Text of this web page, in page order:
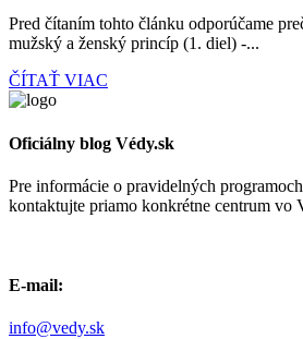
Pred čítaním tohto článku odporúčame
mužský a ženský princíp (1. diel) -...
ČÍTAŤ VIAC
Oficiálny blog Védy.sk
Pre informácie o pravidelných
kontaktujte priamo konkrétne centrum vo
E-mail:
info@vedy.sk